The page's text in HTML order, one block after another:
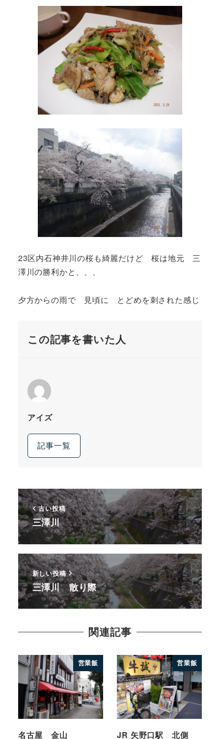
23区内石神井川の桜も綺麗だけど 桜は地元 三
澤川の勝利かと、、、
夕方からの雨で 見頃に とどめを刺された感じ
この記事を書いた人
アイズ
記事一覧
古い投稿
三澤川
新しい投稿
三澤川 散り際
関連記事
営業飯
名古屋 金山
営業飯
JR 矢野口駅 北側